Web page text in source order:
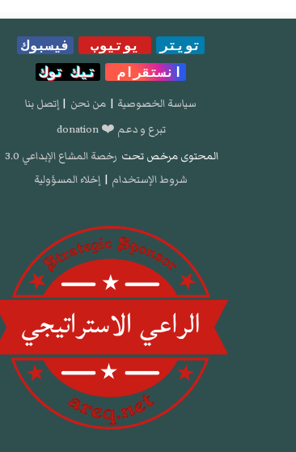
تويتر يوتيوب
فيسبوك
انستقرام
تيك توك
سياسة الخصوصية | من نحن | إتصل بنا
تبرع و دعم ❤️ donation
المحتوى مرخص تحت رخصة المشاع الإبداعي 3.0
شروط الإستخدام | إخلاء المسؤولية